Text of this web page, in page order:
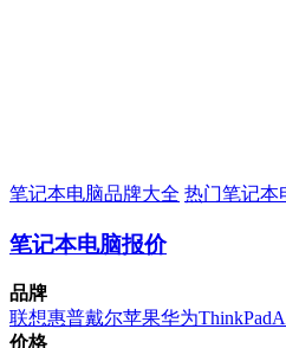
笔记本电脑品牌大全 热门笔记本
笔记本电脑报价
品牌
联想惠普戴尔苹果华为ThinkPad
价格